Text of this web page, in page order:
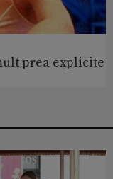
prea explicite